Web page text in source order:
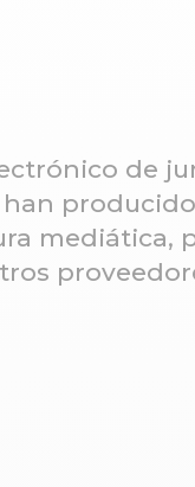
de
mediática,
Mejora de